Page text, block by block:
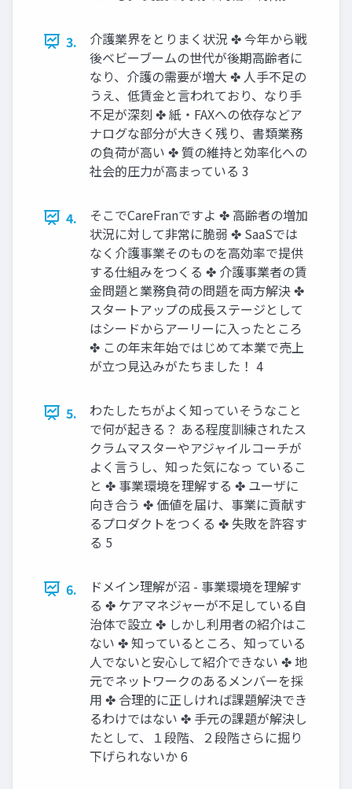
3.
介護業界をとりまく状況 ✤ 今年から戦
後ベビーブームの世代が後期高齢者に
なり、介護の需要が増大 ✤ 人手不足の
うえ、低賃金と言われており、なり手
不足が深刻 ✤ 紙・FAXへの依存などア
ナログな部分が大きく残り、書類業務
の負荷が高い ✤ 質の維持と効率化への
社会的圧力が高まっている 3
4.
そこでCareFranですよ ✤ 高齢者の増加
状況に対して非常に脆弱 ✤ SaaSでは
なく介護事業そのものを高効率で提供
する仕組みをつくる ✤ 介護事業者の賃
金問題と業務負荷の問題を両方解決 ✤
スタートアップの成長ステージとして
はシードからアーリーに入ったところ
✤ この年末年始ではじめて本業で売上
が立つ見込みがたちました！ 4
5.
わたしたちがよく知っていそうなこと
で何が起きる？ ある程度訓練されたス
クラムマスターやアジャイルコーチが
よく言うし、知った気になっ ているこ
と ✤ 事業環境を理解する ✤ ユーザに
向き合う ✤ 価値を届け、事業に貢献す
るプロダクトをつくる ✤ 失敗を許容す
る 5
6.
ドメイン理解が沼 - 事業環境を理解す
る ✤ ケアマネジャーが不足している自
治体で設立 ✤ しかし利用者の紹介はこ
ない ✤ 知っているところ、知っている
人でないと安心して紹介できない ✤ 地
元でネットワークのあるメンバーを採
用 ✤ 合理的に正しければ課題解決でき
るわけではない ✤ 手元の課題が解決し
たとして、１段階、２段階さらに掘り
下げられないか 6